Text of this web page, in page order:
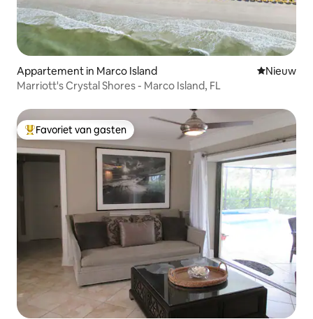
Appartement in Marco Island Nieuwe
Nieuw
Marriott's Crystal Shores - Marco Island, FL
Topfavoriet van gasten
Favoriet van gasten